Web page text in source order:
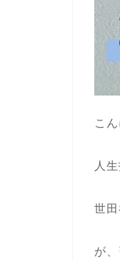
こん
人
世田
が